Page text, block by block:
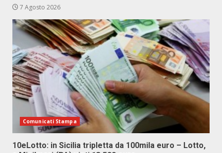
7 Agosto 2026
Comunicati Stampa
10eLotto: in Sicilia tripletta da 100mila euro – Lotto,